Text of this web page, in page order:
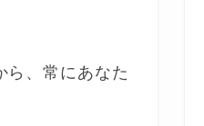
ら、常にあなた